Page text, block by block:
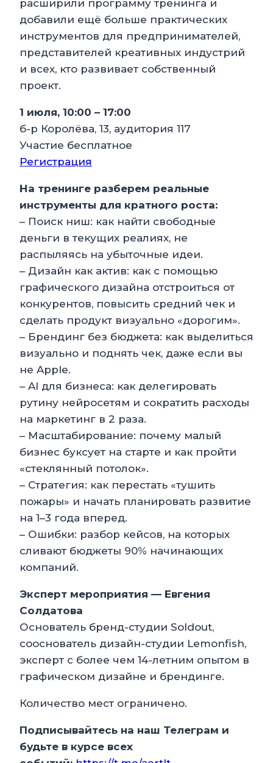
расширили программу тренинга и
добавили ещё больше практических
инструментов для предпринимателей,
представителей креативных индустрий
и всех, кто развивает собственный
проект.
1 июля, 10:00 – 17:00
б-р Королёва, 13, аудитория 117
Участие бесплатное
Регистрация
На тренинге разберем реальные
инструменты для кратного роста:
– Поиск ниш: как найти свободные
деньги в текущих реалиях, не
распыляясь на убыточные идеи.
– Дизайн как актив: как с помощью
графического дизайна отстроиться от
конкурентов, повысить средний чек и
сделать продукт визуально «дорогим».
– Брендинг без бюджета: как выделиться
визуально и поднять чек, даже если вы
не Apple.
– AI для бизнеса: как делегировать
рутину нейросетям и сократить расходы
на маркетинг в 2 раза.
– Масштабирование: почему малый
бизнес буксует на старте и как пройти
«стеклянный потолок».
– Стратегия: как перестать «тушить
пожары» и начать планировать развитие
на 1–3 года вперед.
– Ошибки: разбор кейсов, на которых
сливают бюджеты 90% начинающих
компаний.
Эксперт мероприятия — Евгения
Солдатова
Основатель бренд-студии Soldout,
сооснователь дизайн-студии Lemonfish,
эксперт с более чем 14-летним опытом в
графическом дизайне и брендинге.
Количество мест ограничено.
Подписывайтесь на наш Телеграм и
будьте в курсе всех